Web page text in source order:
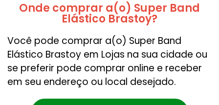
Onde comprar a(o) Super Band
Elástico Brastoy?
Você pode comprar a(o) Super Band
Elástico Brastoy em Lojas na sua cidade ou
se preferir pode comprar online e receber
em seu endereço ou local desejado.